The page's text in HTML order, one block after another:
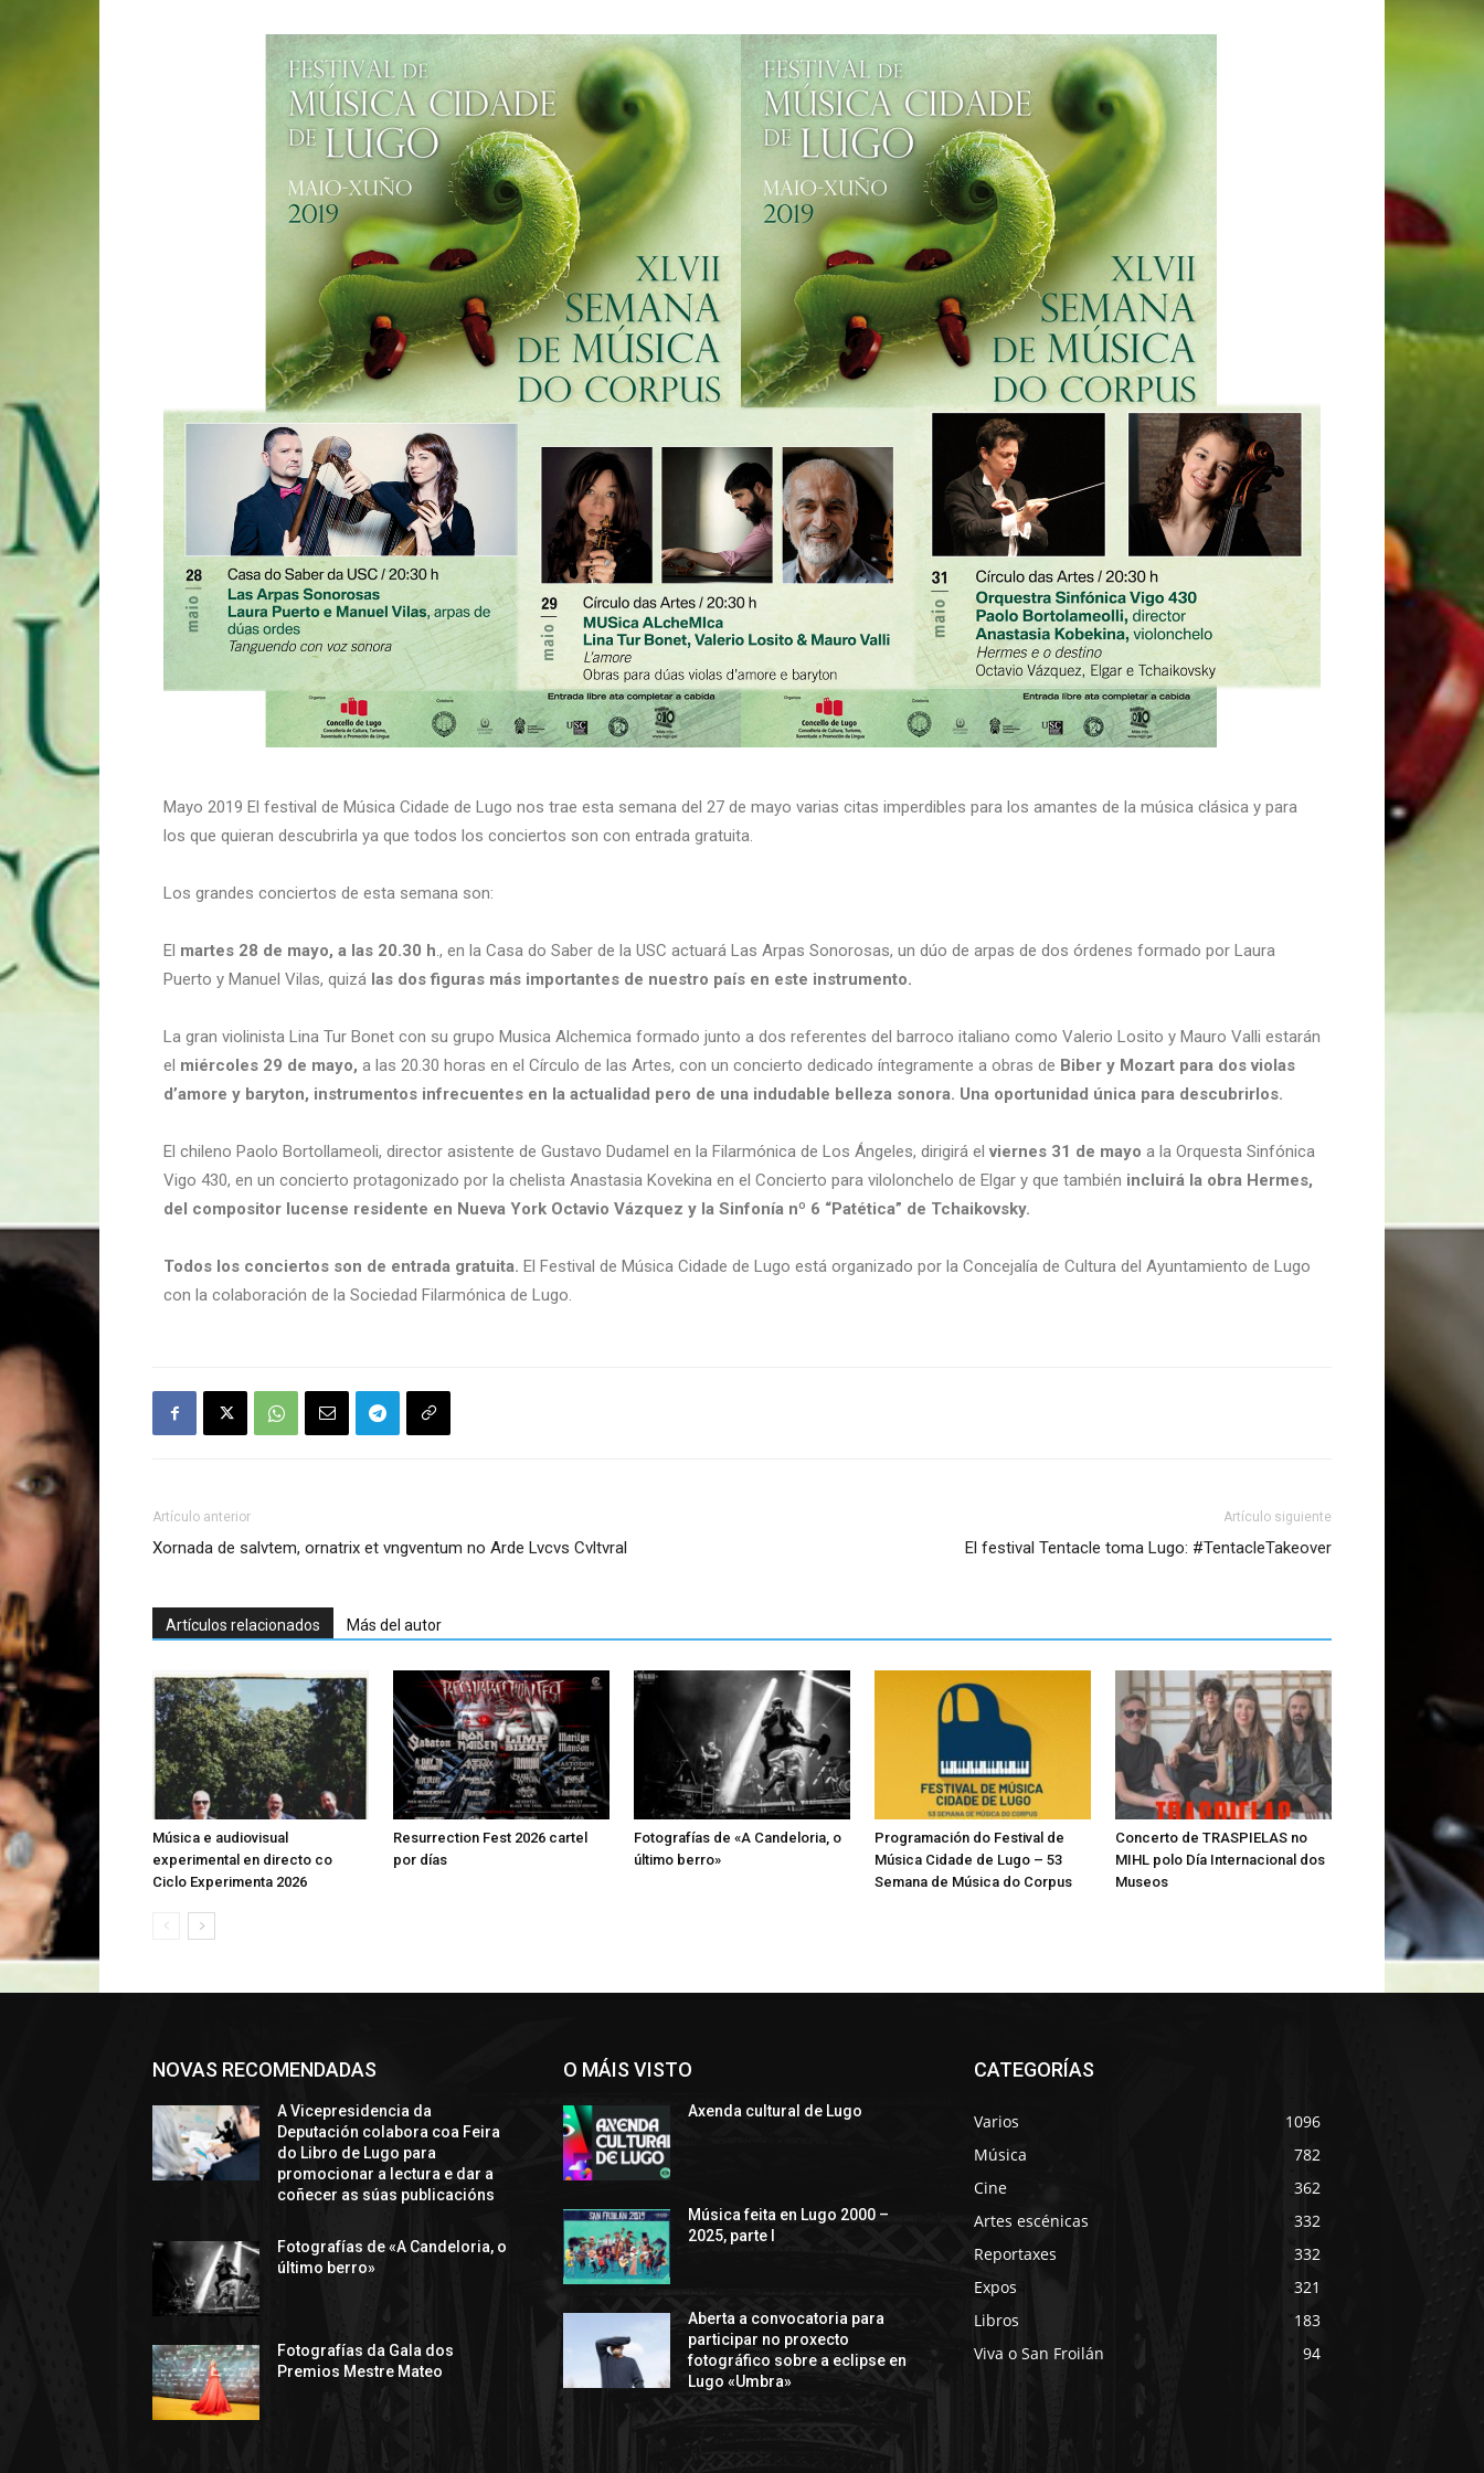
Mayo 2019 El festival de Música Cidade de Lugo nos trae esta semana del 27 de mayo varias citas imperdibles para los amantes de la música clásica y para
los que quieran descubrirla ya que todos los conciertos son con entrada gratuita.
Los grandes conciertos de esta semana son:
El martes 28 de mayo, a las 20.30 h., en la Casa do Saber de la USC actuará Las Arpas Sonorosas, un dúo de arpas de dos órdenes formado por Laura
Puerto y Manuel Vilas, quizá las dos figuras más importantes de nuestro país en este instrumento.
La gran violinista Lina Tur Bonet con su grupo Musica Alchemica formado junto a dos referentes del barroco italiano como Valerio Losito y Mauro Valli estarán
el miércoles 29 de mayo, a las 20.30 horas en el Círculo de las Artes, con un concierto dedicado íntegramente a obras de Biber y Mozart para dos violas
d’amore y baryton, instrumentos infrecuentes en la actualidad pero de una indudable belleza sonora. Una oportunidad única para descubrirlos.
El chileno Paolo Bortollameoli, director asistente de Gustavo Dudamel en la Filarmónica de Los Ángeles, dirigirá elviernes 31 de mayo a la Orquesta Sinfónica
Vigo 430, en un concierto protagonizado por la chelista Anastasia Kovekina en el Concierto para vilolonchelo de Elgar y que también incluirá la obra Hermes,
del compositor lucense residente en Nueva York Octavio Vázquez y la Sinfonía nº 6 “Patética” de Tchaikovsky.
Todos los conciertos son de entrada gratuita. El Festival de Música Cidade de Lugo está organizado por la Concejalía de Cultura del Ayuntamiento de Lugo
con la colaboración de la Sociedad Filarmónica de Lugo.
Artículo anterior
Xornada de salvtem, ornatrix et vngventum no Arde Lvcvs Cvltvral
Artículo siguiente
El festival Tentacle toma Lugo: #TentacleTakeover
Artículos relacionados Más del autor
Música e audiovisual
experimental en directo co
Ciclo Experimenta 2026
Resurrection Fest 2026 cartel
por días
Fotografías de «A Candeloria, o
último berro»
Programación do Festival de
Música Cidade de Lugo – 53
Semana de Música do Corpus
Concerto de TRASPIELAS no
MIHL polo Día Internacional dos
Museos
NOVAS RECOMENDADAS
A Vicepresidencia da
Deputación colabora coa Feira
do Libro de Lugo para
promocionar a lectura e dar a
coñecer as súas publicacións
Fotografías de «A Candeloria, o
último berro»
Fotografías da Gala dos
Premios Mestre Mateo
O MÁIS VISTO
Axenda cultural de Lugo
Música feita en Lugo 2000 –
2025, parte I
Aberta a convocatoria para
participar no proxecto
fotográfico sobre a eclipse en
Lugo «Umbra»
CATEGORÍAS
Varios
1096
Música
782
Cine
362
Artes escénicas
332
Reportaxes
332
Expos
321
Libros
183
Viva o San Froilán
94